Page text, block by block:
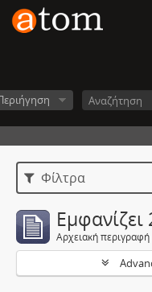
Φίλτρα
Αρχειακή περιγραφή